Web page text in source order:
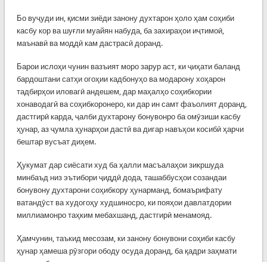
Бо вуҷуди ин, қисми зиёди занону духтарон ҳоло ҳам соҳиби
касбу кор ва шуғли муайян набуда, ба захираҳои иҷтимоӣ,
маънавӣ ва моддӣ кам дастрасӣ доранд.
Барои ислоҳи чунин вазъият моро зарур аст, ки ҷиҳати баланд
бардоштани сатҳи огоҳии кадбонуҳо ва модарону хоҳарон
тадбирҳои иловагӣ андешем, дар маҳалҳо соҳибкории
хонаводагӣ ва соҳибкоронеро, ки дар ин самт фаъолият доранд,
дастгирӣ карда, ҷалби духтарону бонувонро ба омӯзиши касбу
ҳунар, аз ҷумла ҳунарҳои дастӣ ва дигар навъҳои косибӣ ҳарчи
бештар вусъат диҳем.
Ҳукумат дар сиёсати худ ба ҳалли масъалаҳои зикршуда
минбаъд низ эътибори ҷиддӣ дода, ташаббусҳои созандаи
бонувону духтарони соҳибкору ҳунарманд, бомаърифату
ватандӯст ва худогоҳу худшиносро, ки пояҳои давлатдории
миллиамонро таҳким мебахшанд, дастгирӣ менамояд.
Ҳамчунин, таъкид месозам, ки занону бонувони соҳиби касбу
ҳунар ҳамеша рӯзгори ободу осуда доранд, ба қадри заҳмати